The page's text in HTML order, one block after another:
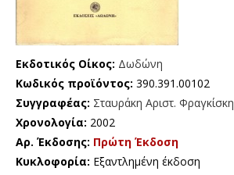
Εκδοτικός Οίκος: Δωδώνη
Κωδικός προϊόντος: 390.391.00102
Συγγραφέας: Σταυράκη Αριστ. Φραγκίσκη
Χρονολογία: 2002
Αρ. Έκδοσης: Πρώτη Έκδοση
Κυκλοφορία: Εξαντλημένη έκδοση